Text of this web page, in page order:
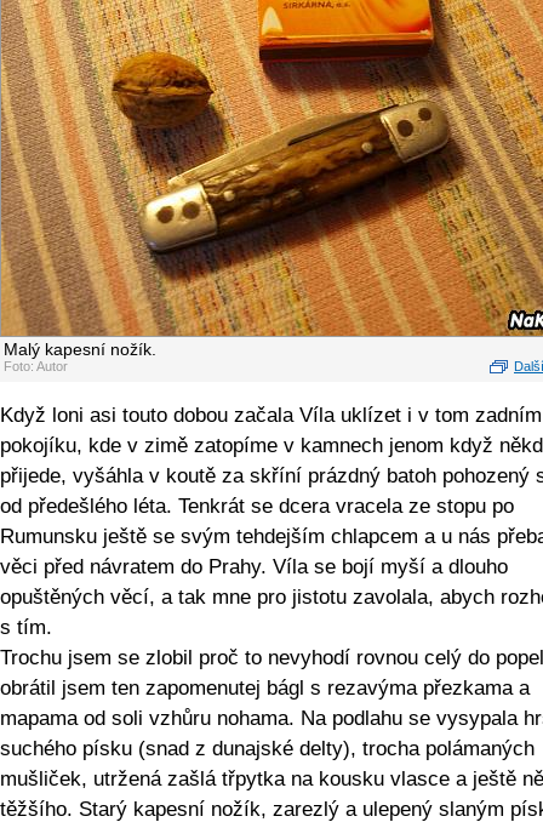
Malý kapesní nožík.
Foto: Autor
Když loni asi touto dobou začala Víla uklízet i v tom zadním
pokojíku, kde v zimě zatopíme v kamnech jenom když
přijede, vyšáhla v koutě za skříní prázdný batoh pohozený
od předešlého léta. Tenkrát se dcera vracela ze stopu po
Rumunsku ještě se svým tehdejším chlapcem a u nás
věci před návratem do Prahy. Víla se bojí myší a dlouho
opuštěných věcí, a tak mne pro jistotu zavolala, abych
s tím.
Trochu jsem se zlobil proč to nevyhodí rovnou celý do
obrátil jsem ten zapomenutej bágl s rezavýma přezkama a
mapama od soli vzhůru nohama. Na podlahu se vysypala
suchého písku (snad z dunajské delty), trocha polámaných
mušliček, utržená zašlá třpytka na kousku vlasce a ještě
těžšího. Starý kapesní nožík, zarezlý a ulepený slaným